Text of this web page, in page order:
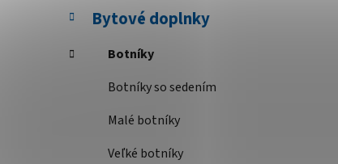
Bytové doplnky
Botníky
Botníky so sedením
Malé botníky
Veľké botníky